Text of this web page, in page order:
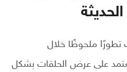
ملحوظًا خلال
على عرض الحلقات بشكل